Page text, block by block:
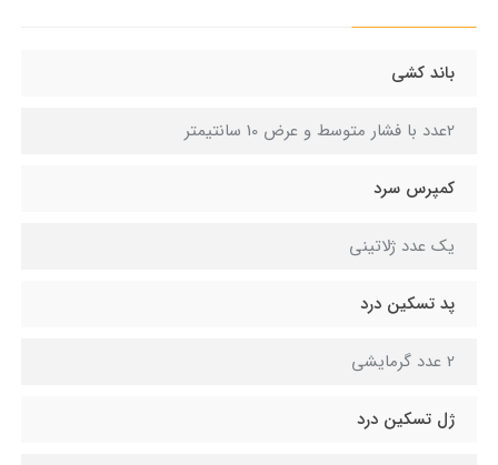
باند کشی
2عدد با فشار متوسط و عرض 10 سانتیمتر
کمپرس سرد
یک عدد ژلاتینی
پد تسکین درد
2 عدد گرمایشی
ژل تسکین درد